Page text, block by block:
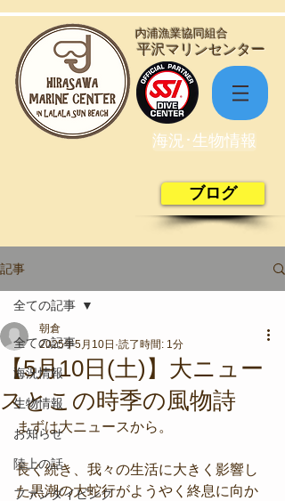
​平沢マリンセンター
​内浦漁業協同組合
海況･生物情報
ブログ
記事
全ての記事
海況情報
生物情報
お知らせ
陸上の話
ファンダイビング
全ての記事
【5月10日(土)】大ニュー
スとこの時季の風物詩
朝倉
2025年5月10日 読了時間: 1分
まずは大ニュースから。
長く続き、我々の生活に大きく影響し
た黒潮の大蛇行がようやく終息に向か